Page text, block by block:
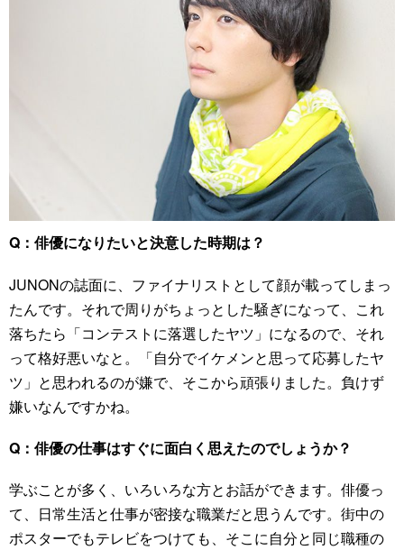
Q：俳優になりたいと決意した時期は？
JUNONの誌面に、ファイナリストとして顔が載ってしまっ
たんです。それで周りがちょっとした騒ぎになって、これ
落ちたら「コンテストに落選したヤツ」になるので、それ
って格好悪いなと。「自分でイケメンと思って応募したヤ
ツ」と思われるのが嫌で、そこから頑張りました。負けず
嫌いなんですかね。
Q：俳優の仕事はすぐに面白く思えたのでしょうか？
学ぶことが多く、いろいろな方とお話ができます。俳優っ
て、日常生活と仕事が密接な職業だと思うんです。街中の
ポスターでもテレビをつけても、そこに自分と同じ職種の